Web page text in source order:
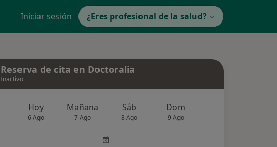
Iniciar sesión ¿Eres profesional de la salud?
Reserva de cita en Doctoralia
Inactivo
Hoy
6 Ago
Mañana
7 Ago
Sáb
8 Ago
Dom
9 Ago